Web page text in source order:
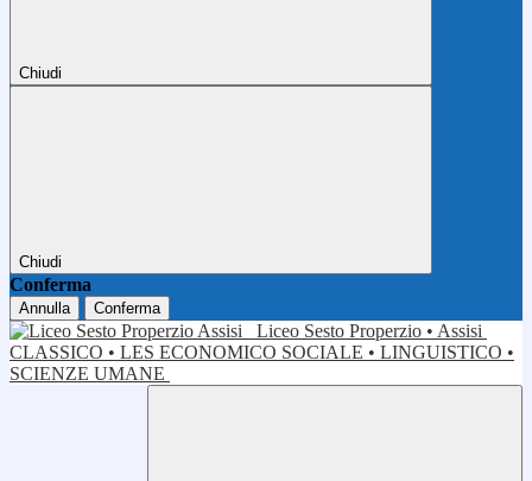
Chiudi
Chiudi
Conferma
Annulla Conferma
Liceo Sesto Properzio • Assisi
CLASSICO • LES ECONOMICO SOCIALE • LINGUISTICO •
SCIENZE UMANE